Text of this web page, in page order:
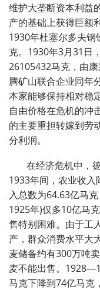
维护大垄断资本利益
产的基础上获得巨额
1930年杜塞尔多夫钢
克。1930年3月31日
26105432马克，由
腾矿山联合企业同年
本家能够保持相对稳
自由价格在危机的冲
的主要重担转嫁到劳
分利润。
在经济危机中，
1933年间，农业收
入总数为64.63亿马
1925年)仅多10亿马
售特别困难。由于工
产，群众消费水平大
麦储备约有300万吨
麦不能出售。
马克下降到74亿马克